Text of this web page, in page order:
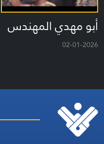
أبو مهدي المهندس
02-01-2026